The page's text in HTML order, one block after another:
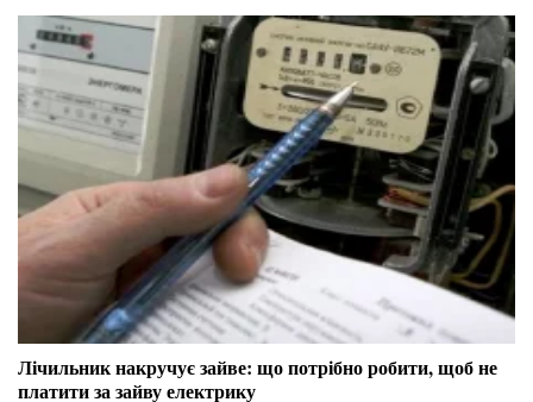
Лічильник накручує зайве: що потрібно робити, щоб не
платити за зайву електрику